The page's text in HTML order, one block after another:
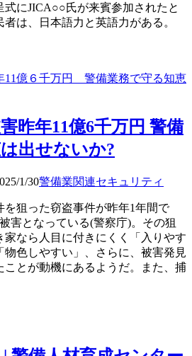
にJICA○○氏が来賓参加されたと
は、日本語力と英語力がある。
昨年11億6千万円 警備
出せないか?
1/30警備業関連セキュリティ
を狙った窃盗事件が昨年1年間で
害となっている(警察庁)。その狙
家なら人目に付きにくく「入りやす
物色しやすい」、さらに、被害発見
ことが動機にあるようだ。また、捕